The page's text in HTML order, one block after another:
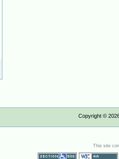
Copyright ©
This site